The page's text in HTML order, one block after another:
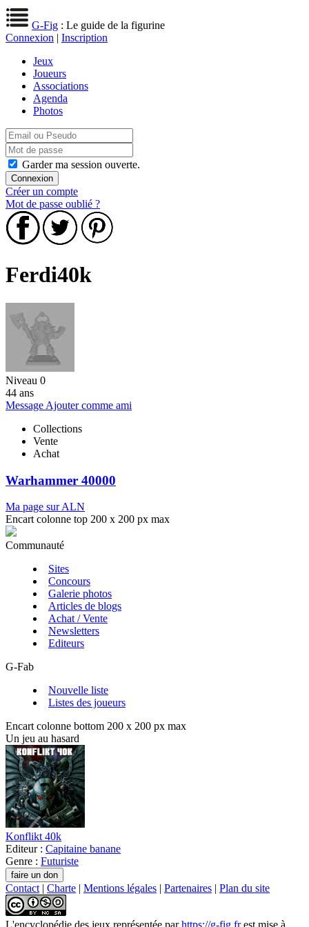
G-Fig : Le guide de la figurine
Connexion | Inscription
Jeux
Joueurs
Associations
Agenda
Photos
Garder ma session ouverte.
Créer un compte
Mot de passe oublié ?
Ferdi40k
Niveau 0
44 ans
Message Ajouter comme ami
Collections
Vente
Achat
Warhammer 40000
Ma page sur ALN
Encart colonne top 200 x 200 px max
Communauté
Sites
Concours
Galerie photos
Articles de blogs
Achat / Vente
Newsletters
Editeurs
G-Fab
Nouvelle liste
Listes des joueurs
Encart colonne bottom 200 x 200 px max
Un jeu au hasard
Konflikt 40k
Editeur : Capitaine banane
Genre : Futuriste
Contact | Charte | Mentions légales | Partenaires | Plan du site